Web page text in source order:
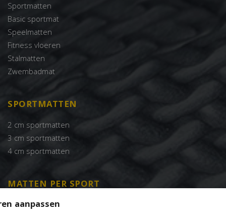
aanpassen
Sportmatten
Basic sportmat
Speelmatten
Fitness vloeren
Stalmatten
Zwembadmat
SPORTMATTEN
2 cm sportmatten
3 cm sportmatten
4 cm sportmatten
MATTEN PER SPORT
Aikido sportmat